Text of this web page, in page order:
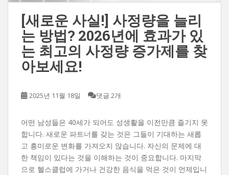
[새로운 사실!] 사정량을 늘리
는 방법? 2026년에 효과가 있
는 최고의 사정량 증가제를 찾
아보세요!
2025년 11월 18일 댓글 2개
어떤 남성들은 40세가 되어도 성생활을 이전만큼 즐기지 못
합니다. 새로운 파트너를 갖는 것은 그들이 기대하는 새롭
고 흥미로운 변화를 가져오지 않습니다. 자신의 문제에 대
한 책임이 있다는 것을 이해하는 것이 중요합니다. 마지막
으로 헬스클럽에 가거나 건강한 음식을 먹은 것이 언제입니